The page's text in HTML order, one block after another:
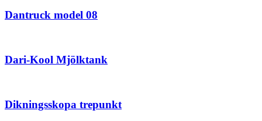
Dantruck model 08
Dari-Kool Mjölktank
Dikningsskopa trepunkt